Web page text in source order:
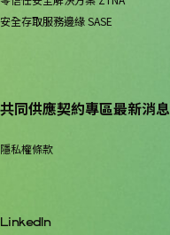
安全存取服務邊緣 SASE
共同供應契約專區最新消息
隱私權條款
LinkedIn